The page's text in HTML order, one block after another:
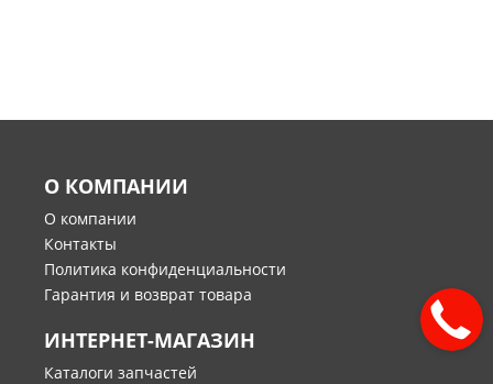
О КОМПАНИИ
О компании
Контакты
Политика конфиденциальности
Гарантия и возврат товара
ИНТЕРНЕТ-МАГАЗИН
Каталоги запчастей